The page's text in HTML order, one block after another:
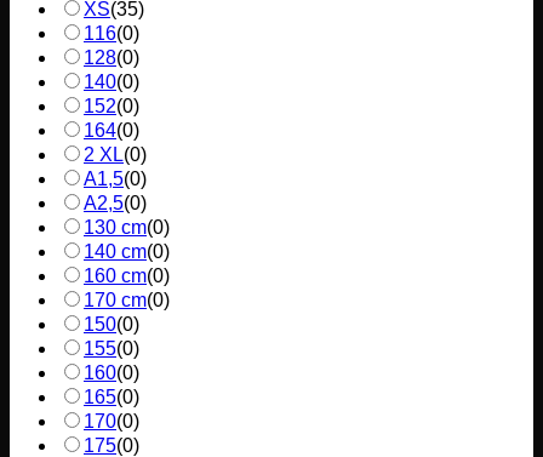
XS(35)
116(0)
128(0)
140(0)
152(0)
164(0)
2 XL(0)
A1,5(0)
A2,5(0)
130 cm(0)
140 cm(0)
160 cm(0)
170 cm(0)
150(0)
155(0)
160(0)
165(0)
170(0)
175(0)